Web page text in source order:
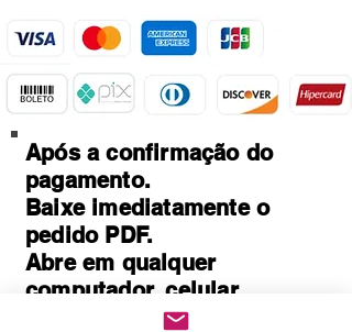
Após a confirmação do
pagamento.
Baixe imediatamente o
pedido PDF.
Abre em qualquer
computador, celular,
notebook e leitores de